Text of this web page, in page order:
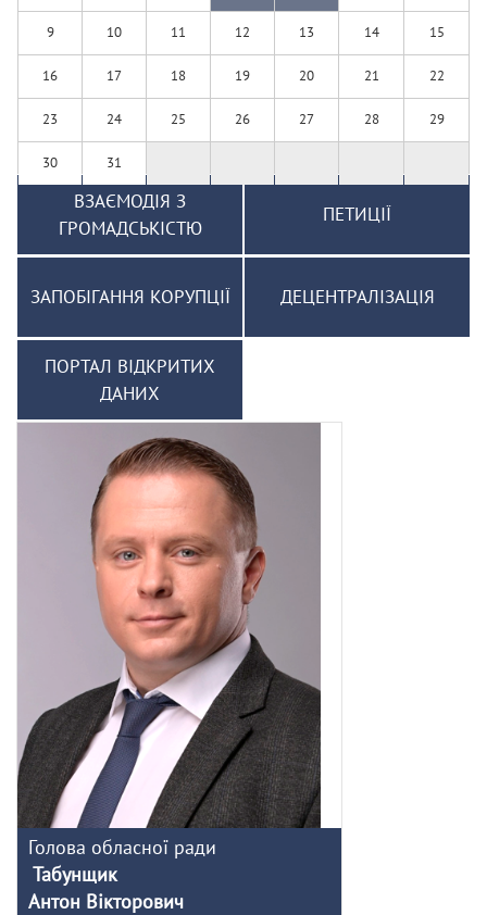
9 10 11 12 13 14 15
16 17 18 19 20 21 22
23 24 25 26 27 28 29
30 31
ВЗАЄМОДІЯ З
ГРОМАДСЬКІСТЮ
ПЕТИЦІЇ
ЗАПОБІГАННЯ КОРУПЦІЇ ДЕЦЕНТРАЛІЗАЦІЯ
ПОРТАЛ ВІДКРИТИХ
ДАНИХ
Голова обласної ради
Табунщик
Антон Вікторович